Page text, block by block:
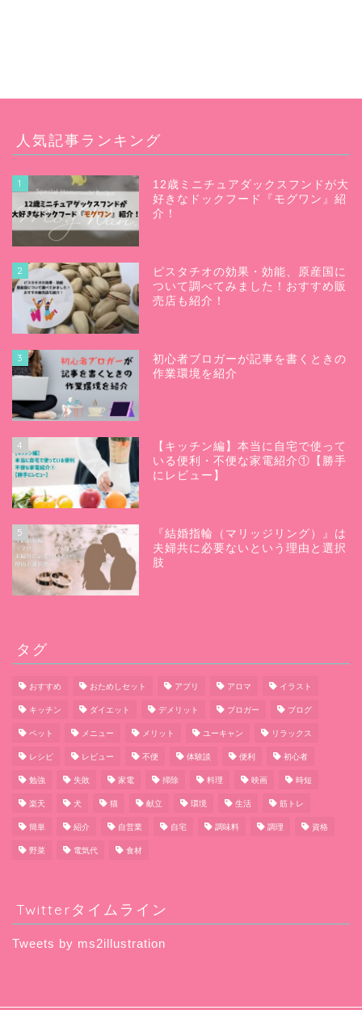
人気記事ランキング
1
12歳ミニチュアダックスフンドが大
好きなドックフード『モグワン』紹
介！
2
ピスタチオの効果・効能、原産国に
ついて調べてみました！おすすめ販
売店も紹介！
3
初心者ブロガーが記事を書くときの
作業環境を紹介
4
【キッチン編】本当に自宅で使って
いる便利・不便な家電紹介①【勝手
にレビュー】
5
『結婚指輪（マリッジリング）』は
夫婦共に必要ないという理由と選択
肢
タグ
おすすめ おためしセット アプリ アロマ イラスト
キッチン ダイエット デメリット ブロガー ブログ
ペット メニュー メリット ユーキャン リラックス
レシピ レビュー 不便 体験談 便利 初心者
勉強 失敗 家電 掃除 料理 映画 時短
楽天 犬 猫 献立 環境 生活 筋トレ
簡単 紹介 自営業 自宅 調味料 調理 資格
野菜 電気代 食材
Twitterタイムライン
Tweets by ms2illustration